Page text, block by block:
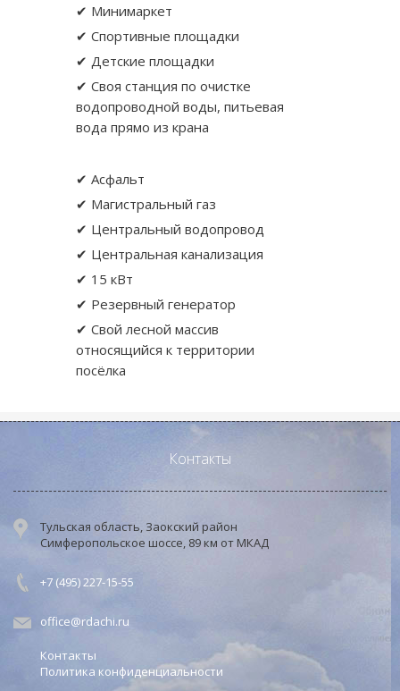
✔ Минимаркет
✔ Спортивные площадки
✔ Детские площадки
✔ Своя станция по очистке
водопроводной воды, питьевая
вода прямо из крана
✔ Асфальт
✔ Магистральный газ
✔ Центральный водопровод
✔ Центральная канализация
✔ 15 кВт
✔ Резервный генератор
✔ Свой лесной массив
относящийся к территории
посёлка
Контакты
Тульская область, Заокский район
Симферопольское шоссе, 89 км от МКАД
+7 (495) 227-15-55
office@rdachi.ru
Контакты
Политика конфиденциальности